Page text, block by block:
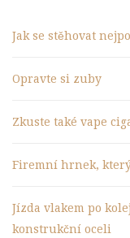
Jak se stěhovat
Opravte si zuby
Zkuste také vape
Firemní hrnek,
Jízda vlakem po
konstrukční oceli